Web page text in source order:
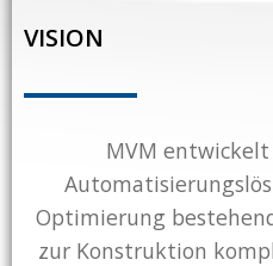
VISION
MVM
Optimierung
zur Konstruktion